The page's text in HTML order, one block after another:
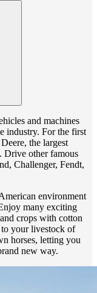
and machines
industry. For the first
the largest
Drive other famous
Challenger, Fendt,
environment
many exciting
crops with cotton
your livestock of
horses, letting you
new way.